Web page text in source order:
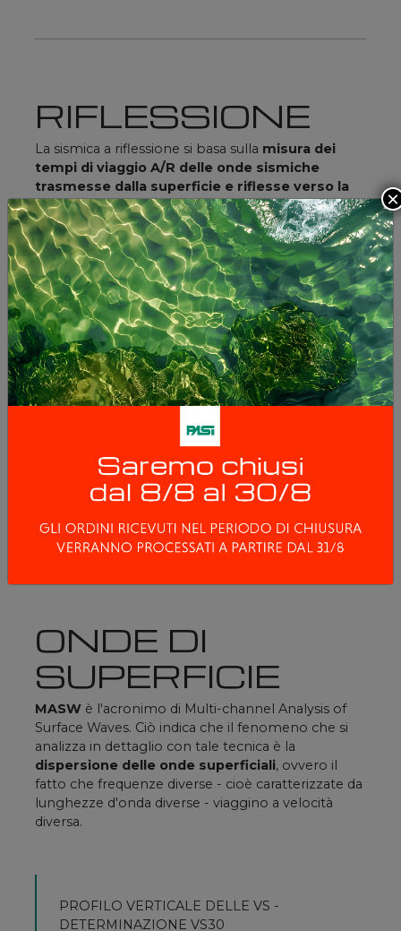
RIFLESSIONE
La sismica a riflessione si basa sulla misura dei
tempi di viaggio A/R delle onde sismiche
trasmesse dalla superficie e riflesse verso la
superficie dalle interfacce tra orizzonti
geologici con caratteristiche diverse.
INDAGINI AD ALTA RISOLUZIONE PER
MODELLAZIONE ORIZZONTI SEPOLTI
INDAGINI SU CORPI FRANOSI
INDAGINI SU LETTO DI FIUMI, LAGHI,
ESTUARI
MODELLAZIONE DEGLI ACQUIFERI IN
RICERCA ACQUIFERI IN ROCCE
FRATTURATE
ONDE DI
SUPERFICIE
MASW è l'acronimo di Multi-channel Analysis of
Surface Waves. Ciò indica che il fenomeno che si
analizza in dettaglio con tale tecnica è la
dispersione delle onde superficiali, ovvero il
fatto che frequenze diverse - cioè caratterizzate da
lunghezze d'onda diverse - viaggino a velocità
diversa.
PROFILO VERTICALE DELLE VS -
DETERMINAZIONE VS30
×